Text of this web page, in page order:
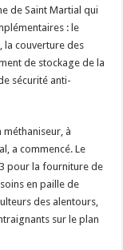
de Saint Martial qui
: le
la couverture des
de stockage de la
sécurité anti-
méthaniseur, à
a commencé. Le
pour la fourniture de
en paille de
des alentours,
sur le plan